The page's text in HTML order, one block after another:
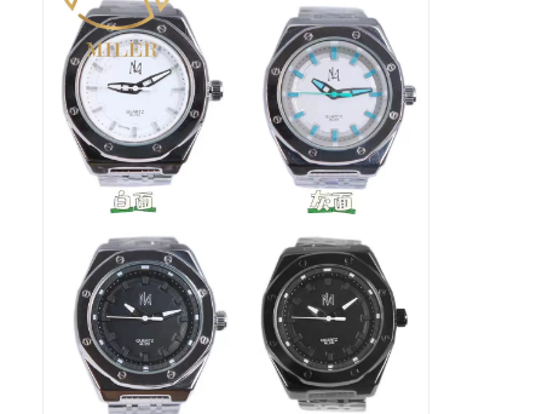
わたしたち に つい て
工場 ツアー
品質管理
連絡 ください
ニュース
事件
ブログ